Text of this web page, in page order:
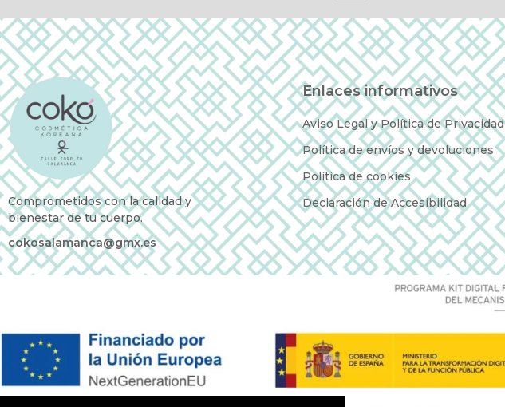
Comprometidos con la calidad y
bienestar de tu cuerpo.
cokosalamanca@gmx.es
Enlaces informativos
Aviso Legal y Política de Privacidad
Política de envíos y devoluciones
Política de cookies
Declaración de Accesibilidad